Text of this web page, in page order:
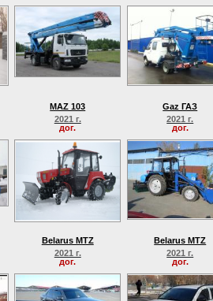
MAZ 103
2021 г.
дог.
Gaz ГАЗ
2021 г.
дог.
Belarus MTZ
2021 г.
дог.
Belarus MTZ
2021 г.
дог.